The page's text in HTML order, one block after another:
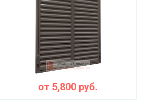
от 5,800 руб.